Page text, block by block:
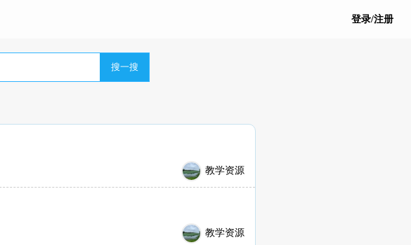
登录/注册
搜一搜
教学资源
教学资源